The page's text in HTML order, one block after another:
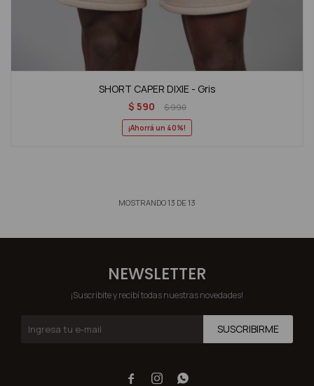
SHORT CAPER DIXIE - Gris
$ 590 $990
40
MOSTRANDO13 DE 13
NEWSLETTER
¡Suscribite y recibí todas nuestras novedades!
SUSCRIBIRME
  